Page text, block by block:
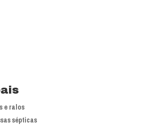
e ralos
sépticas